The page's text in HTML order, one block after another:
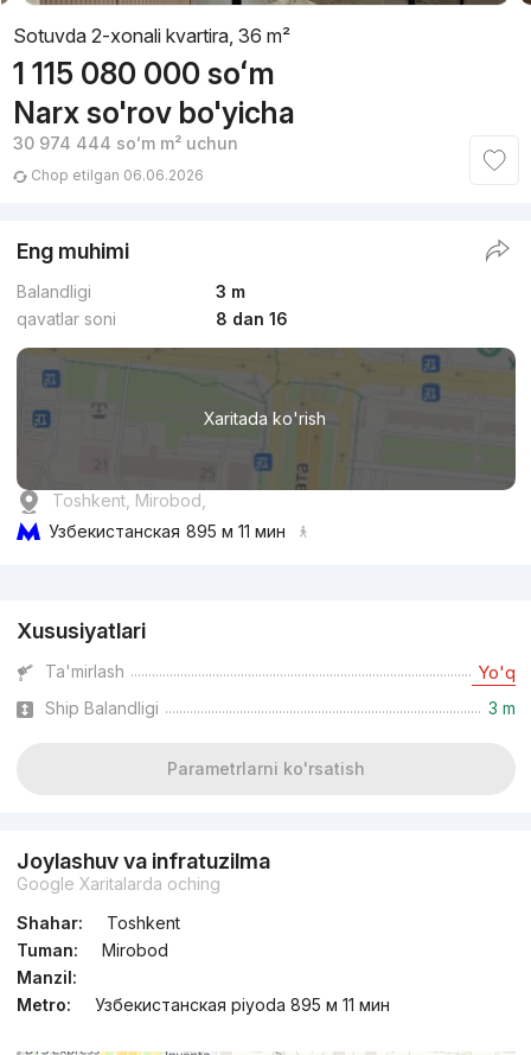
Sotuvda 2-xonali kvartira, 36 m²
1 115 080 000 soʻm
Narx so'rov bo'yicha
30 974 444 soʻmm² uchun
Chop etilgan 06.06.2026
Eng muhimi
Balandligi
3 m
qavatlar soni
8 dan 16
Xaritada ko'rish
Toshkent, Mirobod,
Узбекистанская 895 м 11 мин
Xususiyatlari
Ta'mirlash Yo'q
Ship Balandligi 3 m
Parametrlarni ko'rsatish
Joylashuv va infratuzilma
Google Xaritalarda oching
Shahar:
Toshkent
Tuman:
Mirobod
Manzil:
Metro:
Узбекистанская piyoda 895 м 11 мин